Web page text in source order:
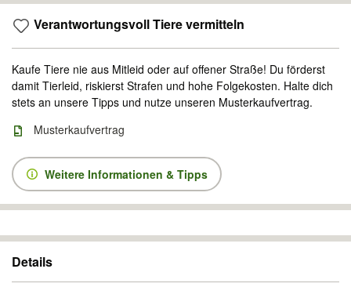
Verantwortungsvoll Tiere vermitteln
Kaufe Tiere nie aus Mitleid oder auf offener Straße! Du förderst
damit Tierleid, riskierst Strafen und hohe Folgekosten. Halte dich
stets an unsere Tipps und nutze unseren Musterkaufvertrag.
Musterkaufvertrag
Weitere Informationen & Tipps
Details